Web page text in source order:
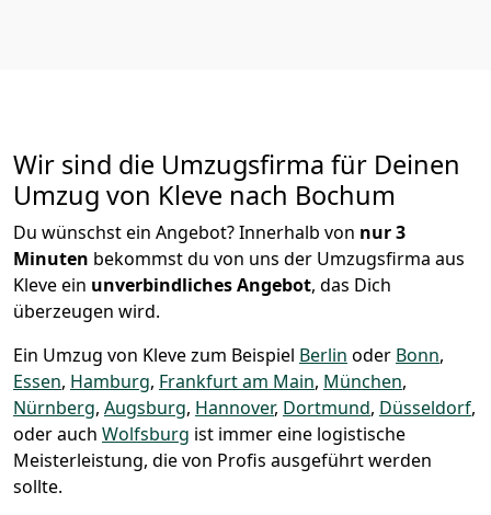
Wir sind die Umzugsfirma für Deinen
Umzug von Kleve nach Bochum
Du wünschst ein Angebot? Innerhalb von nur 3
Minuten bekommst du von uns der Umzugsfirma aus
Kleve ein unverbindliches Angebot, das Dich
überzeugen wird.
Ein Umzug von Kleve zum Beispiel Berlin oder Bonn,
Essen, Hamburg, Frankfurt am Main, München,
Nürnberg, Augsburg, Hannover, Dortmund, Düsseldorf,
oder auch Wolfsburg ist immer eine logistische
Meisterleistung, die von Profis ausgeführt werden
sollte.